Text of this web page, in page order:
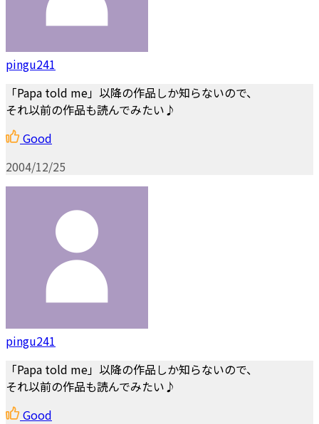
pingu241
「Papa told me」以降の作品しか知らないので、
それ以前の作品も読んでみたい♪
Good
2004/12/25
pingu241
「Papa told me」以降の作品しか知らないので、
それ以前の作品も読んでみたい♪
Good